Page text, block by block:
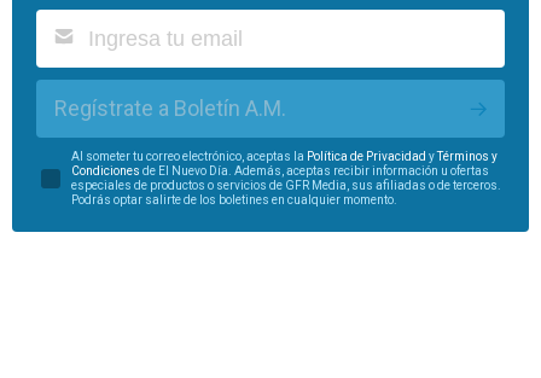
Regístrate a Boletín A.M.
Al someter tu correo electrónico, aceptas la Política de Privacidad yTérminos y
Condiciones de El Nuevo Día. Además, aceptas recibir información u ofertas
especiales de productos o servicios de GFR Media, sus afiliadas o de terceros.
Podrás optar salirte de los boletines en cualquier momento.